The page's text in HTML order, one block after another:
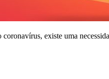
existe uma